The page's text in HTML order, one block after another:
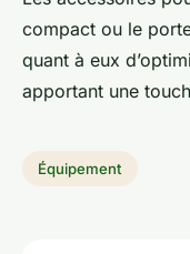
compact ou le
quant à eux
apportant une
Équipement